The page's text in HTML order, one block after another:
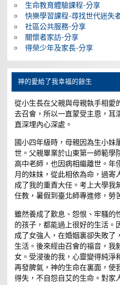
生命教育體驗課程-分享
快樂學習課程-尋找世代迷失
社區公共服務-分享
關懷者家訪-分享
得榮少年及家長-分享
神的愛給了我幸福的餘生
從小生長在父親與母親執手相愛
去召會，所以一直蒙受主恩，耳
直深埋內心深處。
國小四年級時，母親因為生小妹
世。父親畢業於山東第一師範學
高中老師，也因病相繼離世。年
月的妹妹，從此相依為命，過寄
成了我的重責大任。考上大學我
任教，暑假到臺北師專進修，勞
雖然養成了歎息、怨恨、牢騷的
的孩子，都能過上很好的生活。
成了女強人，在婚姻裏卻失敗了
生活。後來經由召會的福音，我
女。受浸後的我，心靈變得純淨
再發脾氣，神的生命在裏面，使
得失，不自怨自艾的生命。對家